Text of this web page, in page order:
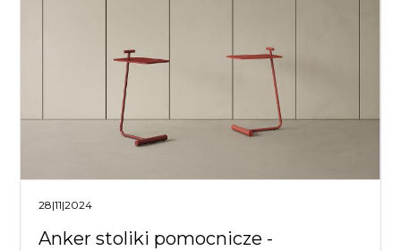
28|11|2024
Anker stoliki pomocnicze -